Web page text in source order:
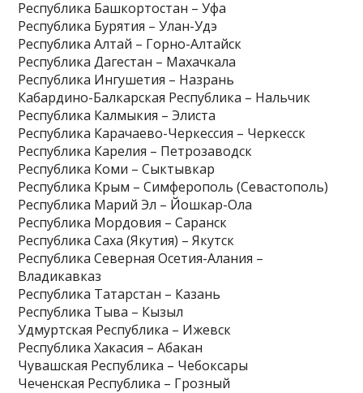
Республика Башкортостан – Уфа
Республика Бурятия – Улан-Удэ
Республика Алтай – Горно-Алтайск
Республика Дагестан – Махачкала
Республика Ингушетия – Назрань
Кабардино-Балкарская Республика – Нальчик
Республика Калмыкия – Элиста
Республика Карачаево-Черкессия – Черкесск
Республика Карелия – Петрозаводск
Республика Коми – Сыктывкар
Республика Крым – Симферополь (Севастополь)
Республика Марий Эл – Йошкар-Ола
Республика Мордовия – Саранск
Республика Саха (Якутия) – Якутск
Республика Северная Осетия-Алания –
Владикавказ
Республика Татарстан – Казань
Республика Тыва – Кызыл
Удмуртская Республика – Ижевск
Республика Хакасия – Абакан
Чувашская Республика – Чебоксары
Чеченская Республика – Грозный